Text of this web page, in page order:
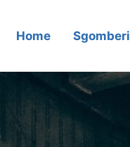
Home Sgomberi